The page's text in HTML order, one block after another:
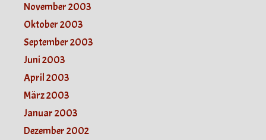
November 2003
Oktober 2003
September 2003
Juni 2003
April 2003
März 2003
Januar 2003
Dezember 2002